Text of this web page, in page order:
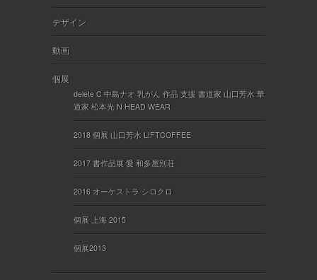
デザイン
動画
個展
delete C 中島ナオ 乳がん 作品 支援 書道家 山口芳水 華
道家 松本光 N HEAD WEAR
2018 個展 山口芳水 LIFTCOFFEE
2017 書作品展 愛 和多屋別荘
2016 オーケストラ シロクロ
個展 上海 2015
個展2013